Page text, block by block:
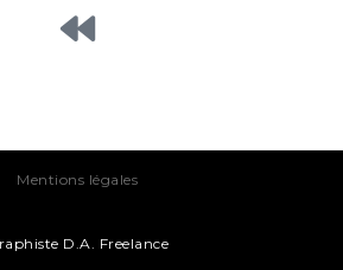
Mentions légales
D.A. Freelance